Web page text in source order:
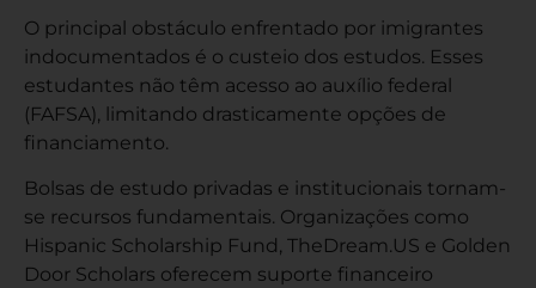
O principal obstáculo enfrentado por imigrantes
indocumentados é o custeio dos estudos. Esses
estudantes não têm acesso ao auxílio federal
(FAFSA), limitando drasticamente opções de
financiamento.
Bolsas de estudo privadas e institucionais tornam-
se recursos fundamentais. Organizações como
Hispanic Scholarship Fund, TheDream.US e Golden
Door Scholars oferecem suporte financeiro